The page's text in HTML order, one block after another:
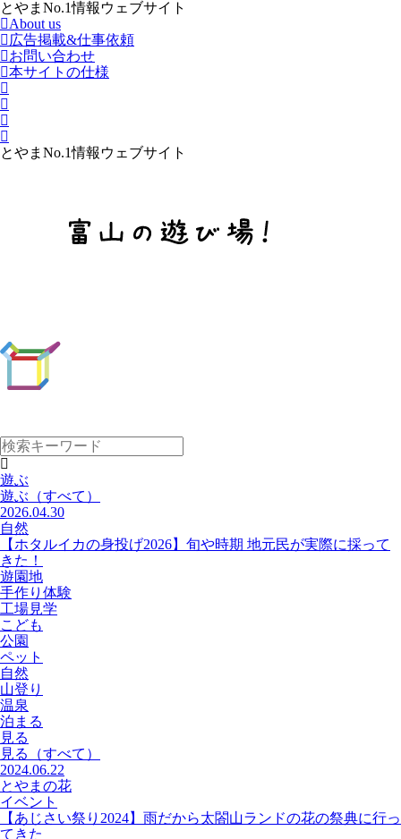
とやまNo.1情報ウェブサイト
About us
広告掲載&仕事依頼
お問い合わせ
本サイトの仕様
とやまNo.1情報ウェブサイト
遊ぶ
遊ぶ （すべて）
2026.04.30
自然
【ホタルイカの身投げ2026】旬や時期 地元民が実際に採って
きた！
遊園地
手作り体験
工場見学
こども
公園
ペット
自然
山登り
温泉
泊まる
見る
見る
（すべて）
2024.06.22
とやまの花
イベント
【あじさい祭り2024】雨だから太閤山ランドの花の祭典に行っ
てきた